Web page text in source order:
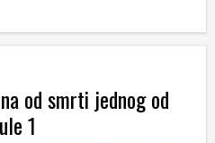
od smrti jednog od
1